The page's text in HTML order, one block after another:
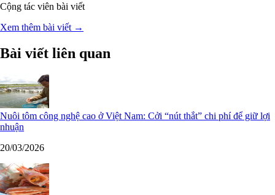
Cộng tác viên bài viết
Xem thêm bài viết →
Bài viết liên quan
Nuôi tôm công nghệ cao ở Việt Nam: Cởi “nút thắt” chi phí để giữ lợi
nhuận
20/03/2026